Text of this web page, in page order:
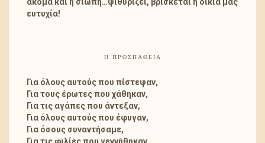
ευτυχία!
Η ΠΡΟΣΠΑΘΕΙΑ
Για όλους αυτούς που πίστεψαν,
Για τους έρωτες που χάθηκαν,
Για τις αγάπες που άντεξαν,
Για όλους αυτούς που έφυγαν,
Για όσους συναντήσαμε,
Για τις φιλίες που γεννήθηκαν,